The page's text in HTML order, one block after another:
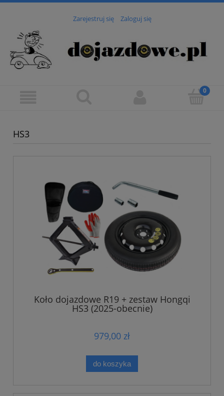
Zarejestruj się Zaloguj się
HS3
Koło dojazdowe R19 + zestaw Hongqi
HS3 (2025-obecnie)
979,00 zł
do koszyka